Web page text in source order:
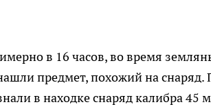
в 16 часов, во время
предмет, похожий на
в находке снаряд калибра